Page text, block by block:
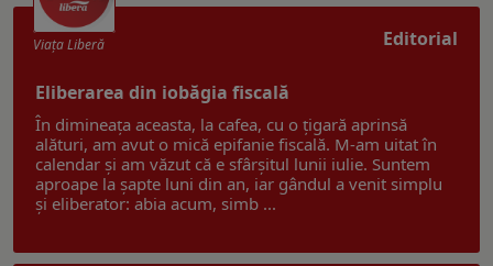
Editorial
Viaţa Liberă
Eliberarea din iobăgia fiscală
În dimineața aceasta, la cafea, cu o țigară aprinsă
alături, am avut o mică epifanie fiscală. M-am uitat în
calendar și am văzut că e sfârșitul lunii iulie. Suntem
aproape la șapte luni din an, iar gândul a venit simplu
și eliberator: abia acum, simb ...